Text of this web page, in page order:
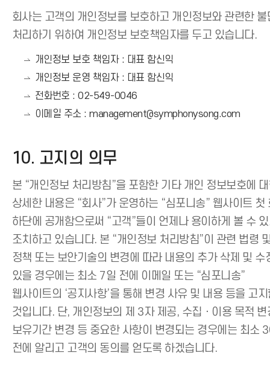
회사는 고객의 개인정보를 보호하고 개인정보와 관련한 불
처리하기 위하여 개인정보 보호책임자를 두고 있습니다.
개인정보 보호 책임자 : 대표 함신익
개인정보 운영 책임자 : 대표 함신익
전화번호 : 02-549-0046
이메일 주소 : management@symphonysong.com
10. 고지의 의무
본 “개인정보 처리방침”을 포함한 기타 개인 정보보호에
상세한 내용은 “회사”가 운영하는 “심포니송” 웹사이트 첫
하단에 공개함으로써 “고객”들이 언제나 용이하게 볼 수
조치하고 있습니다. 본 “개인정보 처리방침”이 관련 법령
정책 또는 보안기술의 변경에 따라 내용의 추가 삭제 및 수
있을 경우에는 최소 7일 전에 이메일 또는 “심포니송”
웹사이트의 ‘공지사항’을 통해 변경 사유 및 내용 등을 고
것입니다. 단, 개인정보의 제 3자 제공, 수집ㆍ이용 목적 변
보유기간 변경 등 중요한 사항이 변경되는 경우에는 최소
전에 알리고 고객의 동의를 얻도록 하겠습니다.